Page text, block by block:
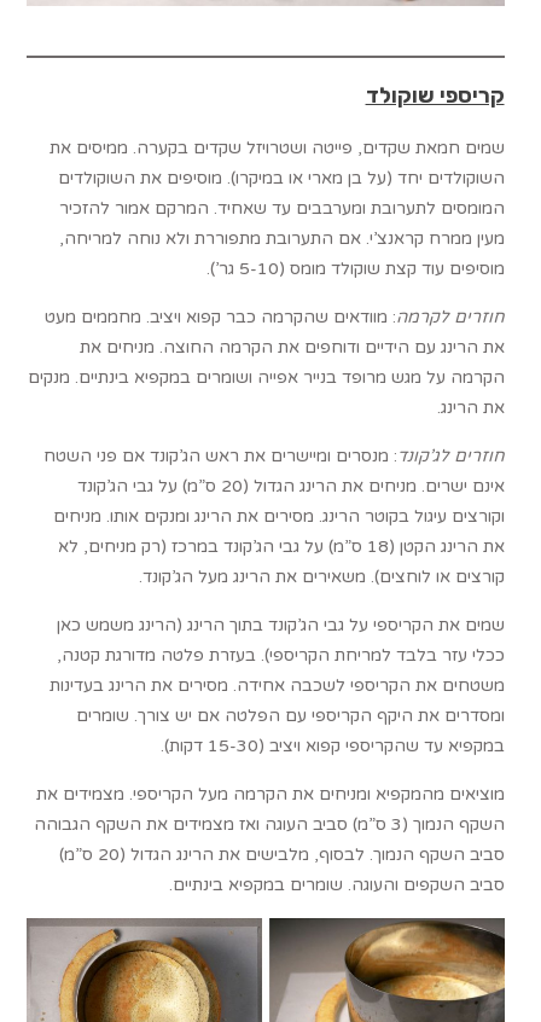
קריספי שוקולד
שמים חמאת שקדים, פייטה ושטרויזל שקדים בקערה. ממיסים את
השוקולדים יחד (על בן מארי או במיקרו). מוסיפים את השוקולדים
המומסים לתערובת ומערבבים עד שאחיד. המרקם אמור להזכיר
מעין ממרח קראנצ’י. אם התערובת מתפוררת ולא נוחה למריחה,
מוסיפים עוד קצת שוקולד מומס (5-10 גר’).
חוזרים לקרמה: מוודאים שהקרמה כבר קפוא ויציב. מחממים מעט
את הרינג עם הידיים ודוחפים את הקרמה החוצה. מניחים את
הקרמה על מגש מרופד בנייר אפייה ושומרים במקפיא בינתיים. מנקים
את הרינג.
חוזרים לג’קונד: מנסרים ומיישרים את ראש הג’קונד אם פני השטח
אינם ישרים. מניחים את הרינג הגדול (20 ס”מ) על גבי הג’קונד
וקורצים עיגול בקוטר הרינג. מסירים את הרינג ומנקים אותו. מניחים
את הרינג הקטן (18 ס”מ) על גבי הג’קונד במרכז (רק מניחים, לא
קורצים או לוחצים). משאירים את הרינג מעל הג’קונד.
שמים את הקריספי על גבי הג’קונד בתוך הרינג (הרינג משמש כאן
ככלי עזר בלבד למריחת הקריספי). בעזרת פלטה מדורגת קטנה,
משטחים את הקריספי לשכבה אחידה. מסירים את הרינג בעדינות
ומסדרים את היקף הקריספי עם הפלטה אם יש צורך. שומרים
במקפיא עד שהקריספי קפוא ויציב (15-30 דקות).
מוציאים מהמקפיא ומניחים את הקרמה מעל הקריספי. מצמידים את
השקף הנמוך (3 ס”מ) סביב העוגה ואז מצמידים את השקף הגבוהה
סביב השקף הנמוך. לבסוף, מלבישים את הרינג הגדול (20 ס”מ)
סביב השקפים והעוגה. שומרים במקפיא בינתיים.